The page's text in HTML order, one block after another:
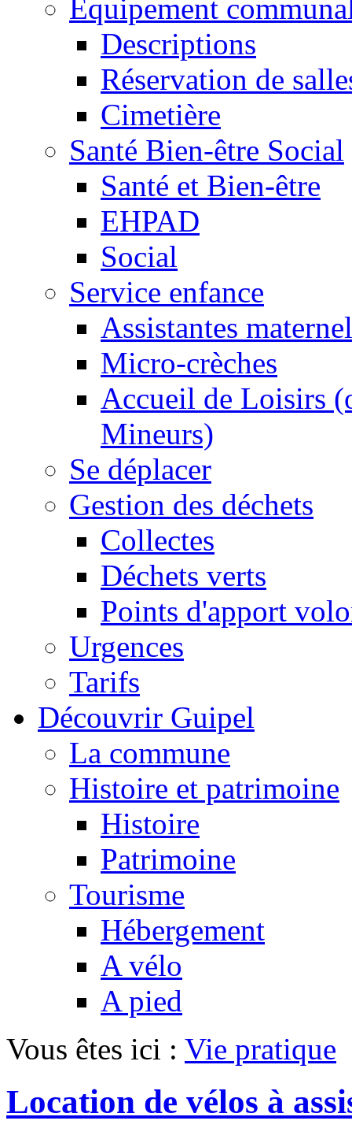
Equipement
Descriptions
Réservation de
Cimetière
Santé Bien-être Social
Santé et Bien-être
EHPAD
Social
Service enfance
Assistantes
Micro-crèches
Accueil de Loisirs
Mineurs)
Se déplacer
Gestion des déchets
Collectes
Déchets verts
Points d'apport
Urgences
Tarifs
Découvrir Guipel
La commune
Histoire et patrimoine
Histoire
Patrimoine
Tourisme
Hébergement
A vélo
A pied
Vous êtes ici : Vie pratique
Location de vélos à